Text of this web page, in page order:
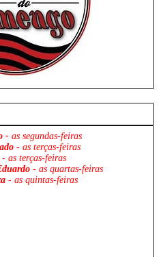
- as segundas-feiras
- as terças-feiras
- as terças-feiras
- as quartas-feiras
- as quintas-feiras